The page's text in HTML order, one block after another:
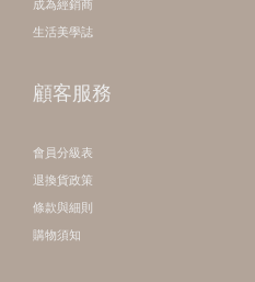
成為經銷商
生活美學誌
顧客服務
會員分級表
退換貨政策
條款與細則
購物須知